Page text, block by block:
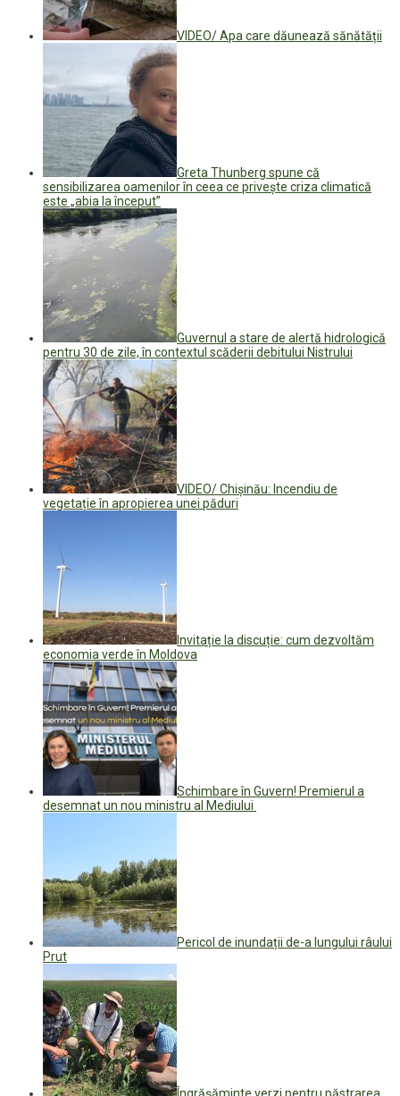
VIDEO/ Apa care dăunează sănătății
Greta Thunberg spune că
sensibilizarea oamenilor în ceea ce priveşte criza climatică
este „abia la început”
Guvernul a stare de alertă hidrologică
pentru 30 de zile, în contextul scăderii debitului Nistrului
VIDEO/ Chișinău: Incendiu de
vegetație în apropierea unei păduri
Invitație la discuție: cum dezvoltăm
economia verde în Moldova
Schimbare în Guvern! Premierul a
desemnat un nou ministru al Mediului
Pericol de inundații de-a lungului râului
Prut